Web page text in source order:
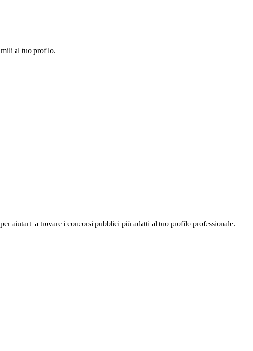
al tuo profilo.
aiutarti a trovare i concorsi pubblici più adatti al tuo profilo professionale.